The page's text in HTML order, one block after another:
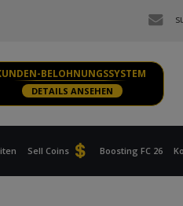
BELOHNUNGSSYSTEM
DETAILS ANSEHEN
Sell Coins Boosting FC 26